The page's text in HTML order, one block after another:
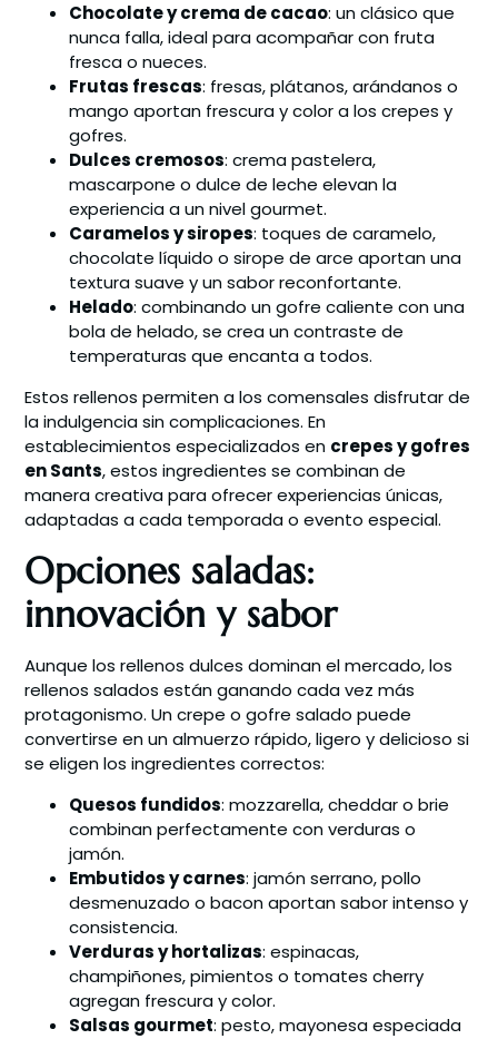
Chocolate y crema de cacao: un clásico que
nunca falla, ideal para acompañar con fruta
fresca o nueces.
Frutas frescas: fresas, plátanos, arándanos o
mango aportan frescura y color a los crepes y
gofres.
Dulces cremosos: crema pastelera,
mascarpone o dulce de leche elevan la
experiencia a un nivel gourmet.
Caramelos y siropes: toques de caramelo,
chocolate líquido o sirope de arce aportan una
textura suave y un sabor reconfortante.
Helado: combinando un gofre caliente con una
bola de helado, se crea un contraste de
temperaturas que encanta a todos.
Estos rellenos permiten a los comensales disfrutar de
la indulgencia sin complicaciones. En
establecimientos especializados en crepes y gofres
en Sants, estos ingredientes se combinan de
manera creativa para ofrecer experiencias únicas,
adaptadas a cada temporada o evento especial.
Opciones saladas:
innovación y sabor
Aunque los rellenos dulces dominan el mercado, los
rellenos salados están ganando cada vez más
protagonismo. Un crepe o gofre salado puede
convertirse en un almuerzo rápido, ligero y delicioso si
se eligen los ingredientes correctos:
Quesos fundidos: mozzarella, cheddar o brie
combinan perfectamente con verduras o
jamón.
Embutidos y carnes: jamón serrano, pollo
desmenuzado o bacon aportan sabor intenso y
consistencia.
Verduras y hortalizas: espinacas,
champiñones, pimientos o tomates cherry
agregan frescura y color.
Salsas gourmet: pesto, mayonesa especiada